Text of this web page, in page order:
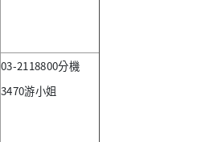
03-2118800分機
3470游小姐